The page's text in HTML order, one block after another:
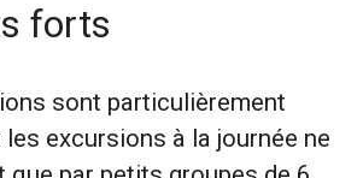
forts
sont particulièrement
excursions à la journée ne